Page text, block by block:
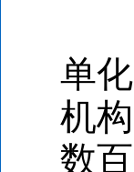
单
机
数